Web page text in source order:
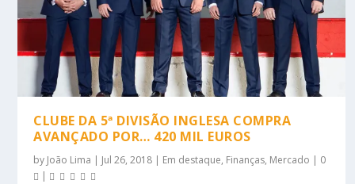
CLUBE DA 5ª DIVISÃO INGLESA COMPRA
AVANÇADO POR… 420 MIL EUROS
by João Lima | Jul 26, 2018 | Em destaque, Finanças, Mercado | 0
|